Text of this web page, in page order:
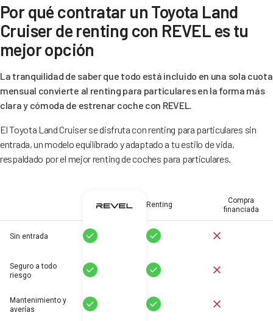
Por qué contratar un Toyota Land
Cruiser de renting con REVEL es tu
mejor opción
La tranquilidad de saber que todo está incluido en una sola cuota
mensual convierte al renting para particulares en la forma más
clara y cómoda de estrenar coche con REVEL.
El Toyota Land Cruiser se disfruta con renting para particulares sin
entrada, un modelo equilibrado y adaptado a tu estilo de vida,
respaldado por el mejor renting de coches para particulares.
Renting
Compra
financiada
Sin entrada Sí Sí
Seguro a todo
riesgo
Sí Sí
Mantenimiento y
averías
Sí Sí